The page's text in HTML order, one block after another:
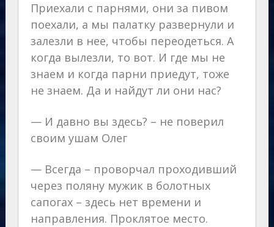
Приехали с парнями, они за пивом
поехали, а мы палатку развернули и
залезли в нее, чтобы переодеться. А
когда вылезли, то вот. И где мы не
знаем и когда парни приедут, тоже
не знаем. Да и найдут ли они нас?
— И давно вы здесь? – не поверил
своим ушам Олег
— Всегда – проворчал проходивший
через поляну мужик в болотных
сапогах – здесь нет времени и
направления. Проклятое место.